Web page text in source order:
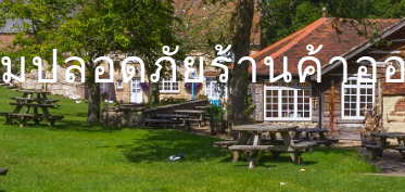
ปลอดภัยร้านค้าอ